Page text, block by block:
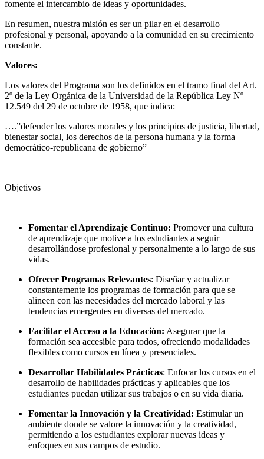
fomente el intercambio de ideas y oportunidades.
En resumen, nuestra misión es ser un pilar en el desarrollo
profesional y personal, apoyando a la comunidad en su crecimiento
constante.
Valores:
Los valores del Programa son los definidos en el tramo final del Art.
2º de la Ley Orgánica de la Universidad de la República Ley Nº
12.549 del 29 de octubre de 1958, que indica:
….”defender los valores morales y los principios de justicia, libertad,
bienestar social, los derechos de la persona humana y la forma
democrático-republicana de gobierno”
Objetivos
Fomentar el Aprendizaje Continuo: Promover una cultura
de aprendizaje que motive a los estudiantes a seguir
desarrollándose profesional y personalmente a lo largo de sus
vidas.
Ofrecer Programas Relevantes: Diseñar y actualizar
constantemente los programas de formación para que se
alineen con las necesidades del mercado laboral y las
tendencias emergentes en diversas del mercado.
Facilitar el Acceso a la Educación: Asegurar que la
formación sea accesible para todos, ofreciendo modalidades
flexibles como cursos en línea y presenciales.
Desarrollar Habilidades Prácticas: Enfocar los cursos en el
desarrollo de habilidades prácticas y aplicables que los
estudiantes puedan utilizar sus trabajos o en su vida diaria.
Fomentar la Innovación y la Creatividad: Estimular un
ambiente donde se valore la innovación y la creatividad,
permitiendo a los estudiantes explorar nuevas ideas y
enfoques en sus campos de estudio.